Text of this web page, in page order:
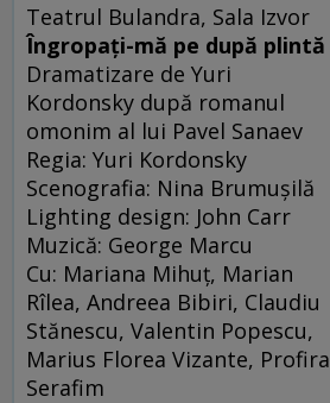
Teatrul Bulandra, Sala Izvor
Îngropaţi-mă pe după plintă
Dramatizare de Yuri
Kordonsky după romanul
omonim al lui Pavel Sanaev
Regia: Yuri Kordonsky
Scenografia: Nina Brumuşilă
Lighting design: John Carr
Muzică: George Marcu
Cu: Mariana Mihuţ, Marian
Rîlea, Andreea Bibiri, Claudiu
Stănescu, Valentin Popescu,
Marius Florea Vizante, Profira
Serafim